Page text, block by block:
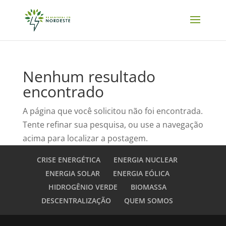
Nenhum resultado
encontrado
A página que você solicitou não foi encontrada.
Tente refinar sua pesquisa, ou use a navegação
acima para localizar a postagem.
CRISE ENERGÉTICA
ENERGIA NUCLEAR
ENERGIA SOLAR
ENERGIA EÓLICA
HIDROGÊNIO VERDE
BIOMASSA
DESCENTRALIZAÇÃO
QUEM SOMOS